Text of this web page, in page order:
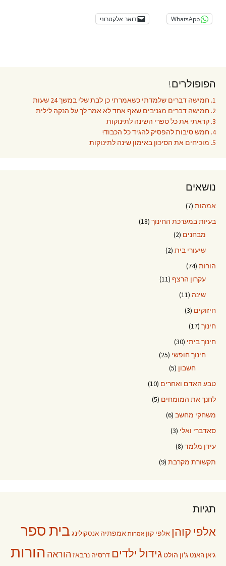
WhatsApp דואר אלקטרוני
הפופולרים!
1. חמישה דברים שלמדתי כשאמרתי כן לבת שלי במשך 24 שעות
2. חמישה דברים מגניבים שאף אחד לא אמר לך על הנקה לילית
3. קראתי את כל ספרי השינה לתינוקות
4. חמש סיבות להפסיק להגיד כל הכבוד!
5. מוכיחים את הסיכון באימון שינה לתינוקות
נושאים
אמהות (7)
בעיות במערכת החינוך (18)
מבחנים (2)
שיעורי בית (2)
הורות (74)
עקרון הרצף (11)
שינה (11)
חיזוקים (3)
חינוך (17)
חינוך ביתי (30)
חינוך חופשי (25)
חשבון (5)
טבע האדם ואחרים (10)
לחנך את המומחים (5)
משחקי מחשב (6)
סאדברי ואלי (3)
עידן מלמד (8)
תקשורת מקרבת (9)
תגיות
אלפי קוהן אלפי קון אמהות אמפתיה אנסקולינג בית ספר
ג'אן האנט ג'ון הולט גידול ילדים דרסיה נרבאז הוראה הורות